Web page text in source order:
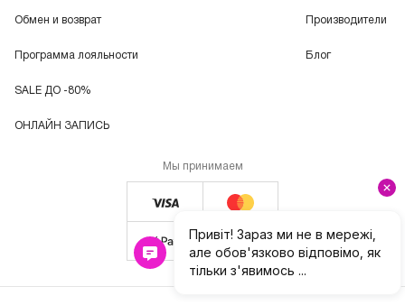
Обмен и возврат
Программа лояльности
SALE ДО -80%
ОНЛАЙН ЗАПИСЬ
Производители
Блог
Мы принимаем